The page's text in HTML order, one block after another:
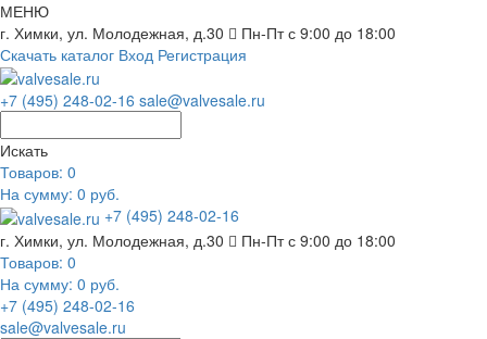
МЕНЮ
г. Химки, ул. Молодежная, д.30
Пн-Пт с 9:00 до 18:00
Скачать каталог Вход Регистрация
+7 (495) 248-02-16 sale@valvesale.ru
Искать
Товаров: 0
На сумму: 0 руб.
+7 (495) 248-02-16
г. Химки, ул. Молодежная, д.30
Пн-Пт с 9:00 до 18:00
Товаров: 0
На сумму: 0 руб.
+7 (495) 248-02-16
sale@valvesale.ru